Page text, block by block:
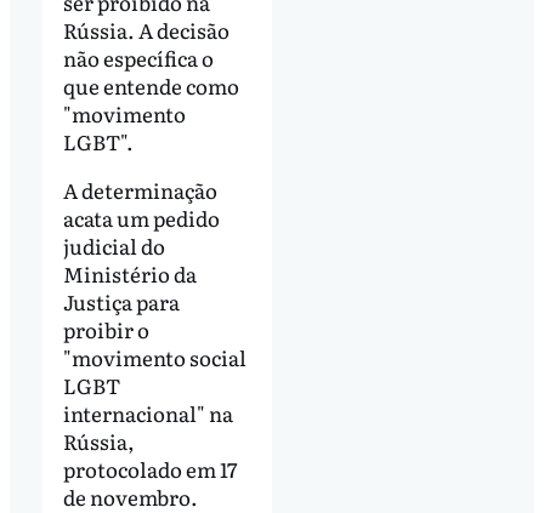
Rússia. A decisão
não específica o
que entende como
"movimento
LGBT".
A determinação
acata um pedido
judicial do
Ministério da
Justiça para
proibir o
"movimento social
LGBT
internacional" na
Rússia,
protocolado em 17
de novembro.